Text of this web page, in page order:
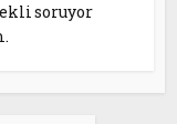
soruyor